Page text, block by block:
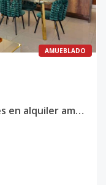
AMUEBLADO
Apartamento de 2 habitacionies en alquiler amueblado - La Julia